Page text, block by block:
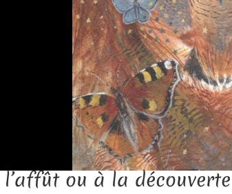
ou à la découverte